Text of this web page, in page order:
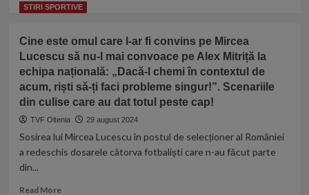
a
colonul
și
mi-
eliminat
grăsimea
din
ficat
more
a
fost
prinsă
furând
din
produse
de
150
a
STIRI SPORTIVE
Cine este omul care l-ar fi convins pe Mircea
Lucescu să nu-l mai convoace pe Alex Mitriță la
echipa națională: „Dacă-l chemi în contextul de
acum, riști să-ți faci probleme singur!”. Scenariile
din culise care au dat totul peste cap!
TVF Oltenia 29 august 2024
Sosirea lui Mircea Lucescu în postul de selecționer al României
a redeschis dosarele câtorva fotbaliști care n-au făcut parte
din...
Read MoreRead